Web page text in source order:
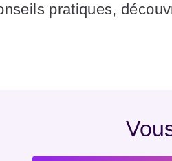
pratiques,